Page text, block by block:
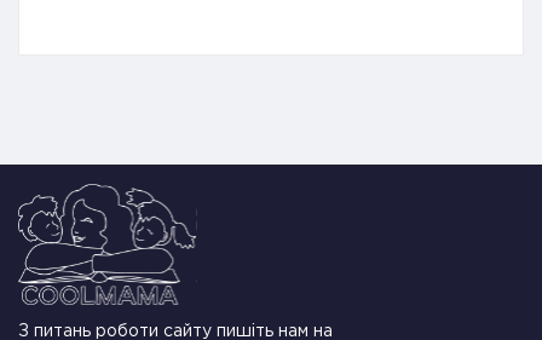
З питань роботи сайту пишіть нам на